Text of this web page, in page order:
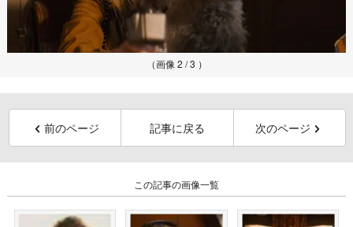
（画像 2 / 3 ）
前のページ 記事に戻る 次のページ
この記事の画像一覧